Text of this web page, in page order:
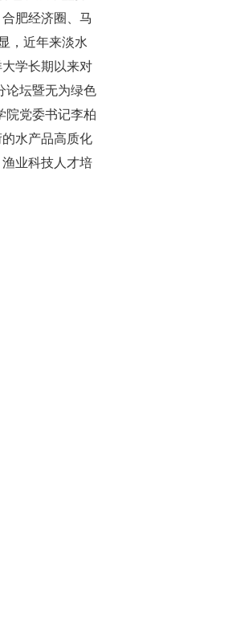
肥经济圈、马
，近年来淡水
学长期以来对
论坛暨无为绿色
院党委书记李柏
水产品高质化
业科技人才培